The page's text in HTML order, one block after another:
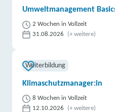
weitere
DAA Deutsche
NordWest Training UG
Cramerstraße 179, 27749
Umweltmanagement
2 Wochen in Vollzeit
31.08.2026
(+ weitere)
Weiterbildung
Klimaschutzmanager:in
8 Wochen in Vollzeit
12.10.2026
(+ weitere)